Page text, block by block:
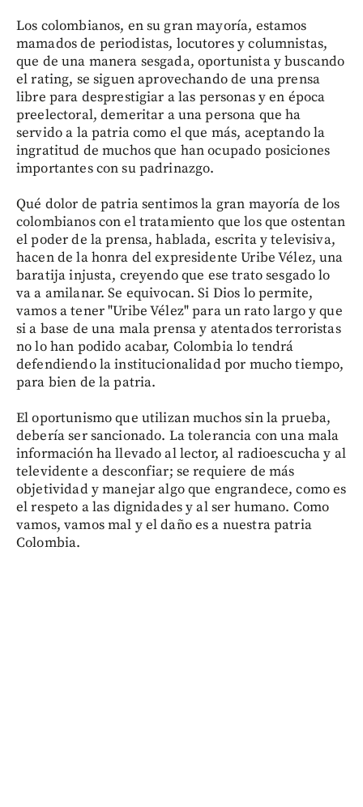
Los colombianos, en su gran mayoría, estamos
mamados de periodistas, locutores y columnistas,
que de una manera sesgada, oportunista y buscando
el rating, se siguen aprovechando de una prensa
libre para desprestigiar a las personas y en época
preelectoral, demeritar a una persona que ha
servido a la patria como el que más, aceptando la
ingratitud de muchos que han ocupado posiciones
importantes con su padrinazgo.
Qué dolor de patria sentimos la gran mayoría de los
colombianos con el tratamiento que los que ostentan
el poder de la prensa, hablada, escrita y televisiva,
hacen de la honra del expresidente Uribe Vélez, una
baratija injusta, creyendo que ese trato sesgado lo
va a amilanar. Se equivocan. Si Dios lo permite,
vamos a tener "Uribe Vélez" para un rato largo y que
si a base de una mala prensa y atentados terroristas
no lo han podido acabar, Colombia lo tendrá
defendiendo la institucionalidad por mucho tiempo,
para bien de la patria.
El oportunismo que utilizan muchos sin la prueba,
debería ser sancionado. La tolerancia con una mala
información ha llevado al lector, al radioescucha y al
televidente a desconfiar; se requiere de más
objetividad y manejar algo que engrandece, como es
el respeto a las dignidades y al ser humano. Como
vamos, vamos mal y el daño es a nuestra patria
Colombia.